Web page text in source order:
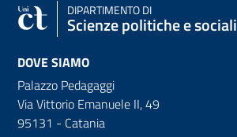
DIPARTIMENTO DI
Scienze politiche e sociali
DOVE SIAMO
Palazzo Pedagaggi
Via Vittorio Emanuele II, 49
95131 - Catania